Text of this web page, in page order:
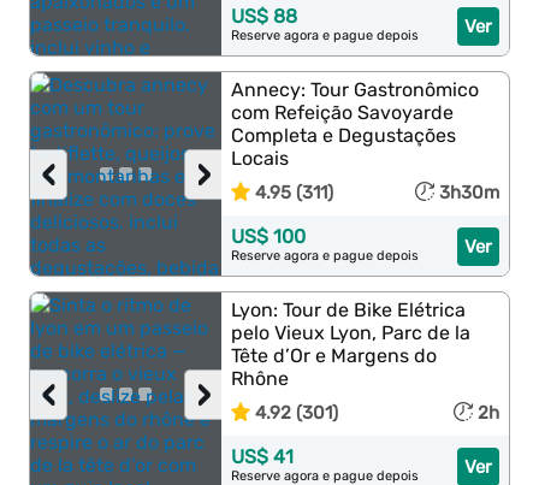
Ver
US$ 88
Reserve agora e pague depois
›
‹
Annecy: Tour Gastronômico
com Refeição Savoyarde
Completa e Degustações
Locais
4.95 (311) 3h30m
Ver
US$ 100
Reserve agora e pague depois
›
‹
Lyon: Tour de Bike Elétrica
pelo Vieux Lyon, Parc de la
Tête d’Or e Margens do
Rhône
4.92 (301) 2h
Ver
US$ 41
Reserve agora e pague depois